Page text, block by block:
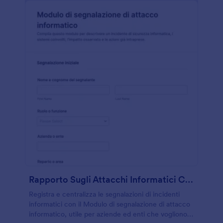
Rapporto Sugli Attacchi Informatici CrowdStrike Form
Registra e centralizza le segnalazioni di incidenti
informatici con il Modulo di segnalazione di attacco
informatico, utile per aziende ed enti che vogliono